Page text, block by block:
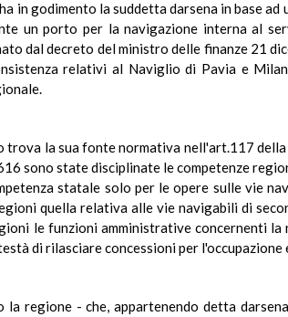
in godimento la suddetta darsena in base
un porto per la navigazione interna al
dal decreto del ministro delle finanze 21
relativi al Naviglio di Pavia e
la sua fonte normativa nell'art.117 della
616 sono state disciplinate le competenze
statale solo per le opere sulle vie
quella relativa alle vie navigabili di
le funzioni amministrative concernenti la
di rilasciare concessioni per
la regione - che, appartenendo detta